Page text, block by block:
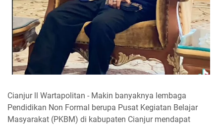
Cianjur ll Wartapolitan - Makin banyaknya lembaga
Pendidikan Non Formal berupa Pusat Kegiatan Belajar
Masyarakat (PKBM) di kabupaten Cianjur mendapat